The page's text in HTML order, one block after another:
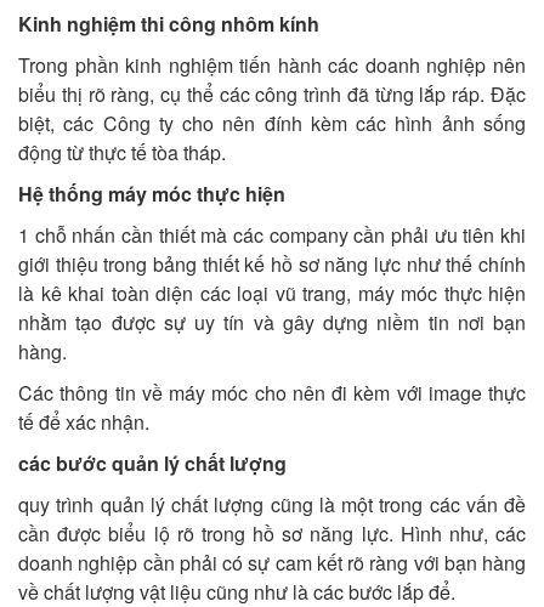
Kinh nghiệm thi công nhôm kính
Trong phần kinh nghiệm tiến hành các doanh nghiệp nên
biểu thị rõ ràng, cụ thể các công trình đã từng lắp ráp. Đặc
biệt, các Công ty cho nên đính kèm các hình ảnh sống
động từ thực tế tòa tháp.
Hệ thống máy móc thực hiện
1 chỗ nhấn cần thiết mà các company cần phải ưu tiên khi
giới thiệu trong bảng thiết kế hồ sơ năng lực như thế chính
là kê khai toàn diện các loại vũ trang, máy móc thực hiện
nhằm tạo được sự uy tín và gây dựng niềm tin nơi bạn
hàng.
Các thông tin về máy móc cho nên đi kèm với image thực
tế để xác nhận.
các bước quản lý chất lượng
quy trình quản lý chất lượng cũng là một trong các vấn đề
cần được biểu lộ rõ trong hồ sơ năng lực. Hình như, các
doanh nghiệp cần phải có sự cam kết rõ ràng với bạn hàng
về chất lượng vật liệu cũng như là các bước lắp để.